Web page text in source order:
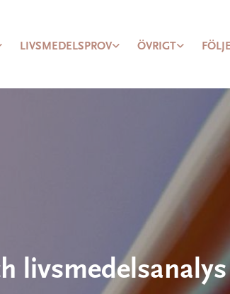
LIVSMEDELSPROV ÖVRIGT
livsmedelsanalys